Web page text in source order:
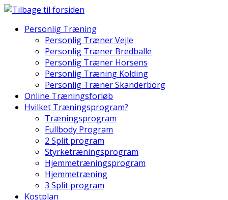
Skip
contentPersonlig Træning
Personlig Træner Vejle
Personlig Træner Bredballe
Personlig Træner Horsens
Personlig Træning Kolding
Personlig Træner Skanderborg
Online Træningsforløb
Hvilket Træningsprogram?
Træningsprogram
Fullbody Program
2 Split program
Styrketræningsprogram
Hjemmetræningsprogram
Hjemmetræning
3 Split program
Kostplan